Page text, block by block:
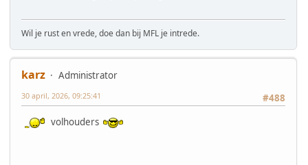
Wil je rust en vrede, doe dan bij MFL je intrede.
karz
Administrator
#488
30 april, 2026, 09:25:41
volhouders